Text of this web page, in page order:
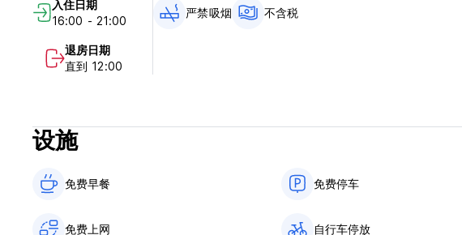
入住日期
16:00 - 21:00
退房日期
直到 12:00
严禁吸烟 不含税
设施
免费早餐‎ 免费停车
免费上网 自行车停放